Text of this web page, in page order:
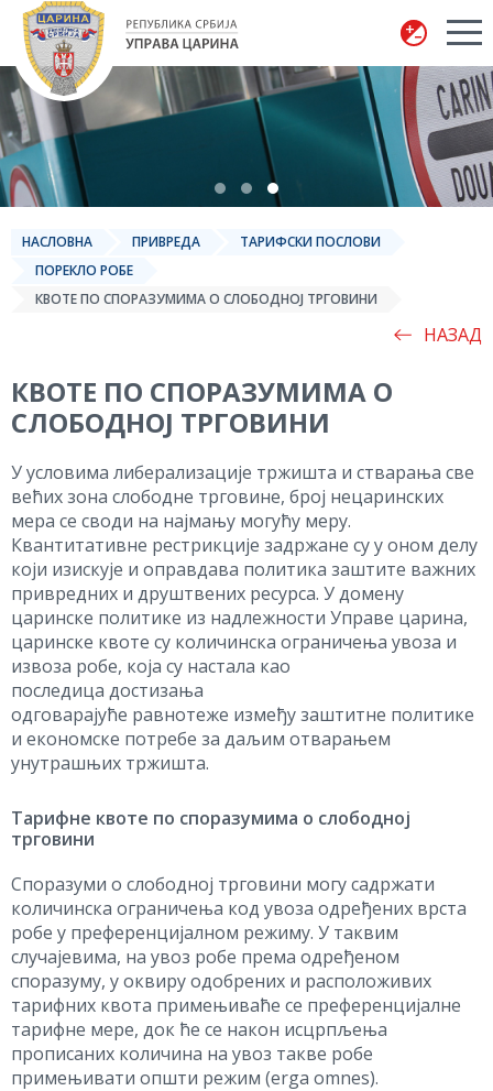
Управа царина
НАСЛОВНА ПРИВРЕДА
ТАРИФСКИ ПОСЛОВИ
ПОРЕКЛО РОБЕ
КВОТЕ ПО СПОРАЗУМИМА О СЛОБОДНОЈ ТРГОВИНИ
НАЗАД
КВОТЕ ПО СПОРАЗУМИМА О
СЛОБОДНОЈ ТРГОВИНИ
У условима либерализације тржишта и стварања све
већих зона слободне трговине, број нецаринских
мера се своди на најмању могућу меру.
Квантитативне рестрикције задржане су у оном делу
који изискује и оправдава политика заштите важних
привредних и друштвених ресурса. У домену
царинске политике из надлежности Управе царина,
царинске квоте су количинска ограничења увоза и
извоза робе, која су настала као
последица достизања
одговарајуће равнотеже између заштитне политике
и економске потребе за даљим отварањем
унутрашњих тржишта.
Тарифне квоте по споразумима о слободној
трговини
Споразуми о слободној трговини могу садржати
количинска ограничења код увоза одређених врста
робе у преференцијалном режиму. У таквим
случајевима, на увоз робе према одређеном
споразуму, у оквиру одобрених и расположивих
тарифних квота примењиваће се преференцијалне
тарифне мере, док ће се након исцрпљења
прописаних количина на увоз такве робе
примењивати општи режим (erga omnes).